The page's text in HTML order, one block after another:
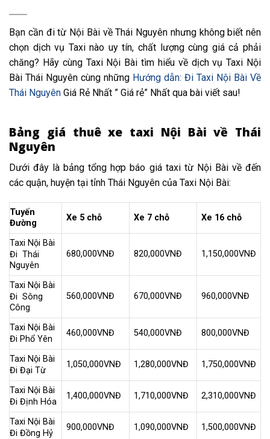
Bạn cần đi từ Nội Bài về Thái Nguyên nhưng không biết nên
chọn dịch vụ Taxi nào uy tín, chất lượng cùng giá cả phải
chăng? Hãy cùng Taxi Nội Bài tìm hiểu về dịch vụ Taxi Nội
Bài Thái Nguyên cùng những Hướng dẫn: Đi Taxi Nội Bài Về
Thái Nguyên Giá Rẻ Nhất ” Giá rẻ” Nhất qua bài viết sau!
Bảng giá thuê xe taxi Nội Bài về Thái
Nguyên
Dưới đây là bảng tổng hợp báo giá taxi từ Nội Bài về đến
các quận, huyện tại tỉnh Thái Nguyên của Taxi Nội Bài:
Tuyến
Đường
Xe 5 chỗ Xe 7 chỗ Xe 16 chỗ
Taxi Nội Bài
Đi Thái
Nguyên
680,000VNĐ 820,000VNĐ 1,150,000VNĐ
Taxi Nội Bài
Đi Sông
Công
560,000VNĐ 670,000VNĐ 960,000VNĐ
Taxi Nội Bài
Đi Phổ Yên
460,000VNĐ 540,000VNĐ 800,000VNĐ
Taxi Nội Bài
Đi Đại Từ
1,050,000VNĐ 1,280,000VNĐ 1,750,000VNĐ
Taxi Nội Bài
Đi Định Hóa
1,400,000VNĐ 1,710,000VNĐ 2,310,000VNĐ
Taxi Nội Bài
Đi Đồng Hỷ
900,000VNĐ 1,090,000VNĐ 1,500,000VNĐ